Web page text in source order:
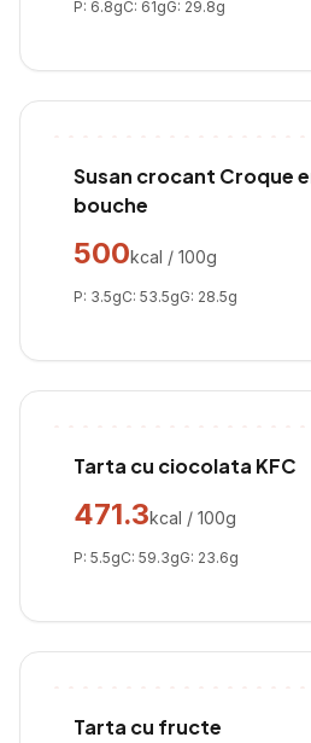
P: 6.8gC: 61gG: 29.8g
Susan crocant Croque
bouche
500kcal / 100g
P: 3.5gC: 53.5gG: 28.5g
Tarta cu ciocolata KFC
471.3kcal / 100g
P: 5.5gC: 59.3gG: 23.6g
Tarta cu fructe